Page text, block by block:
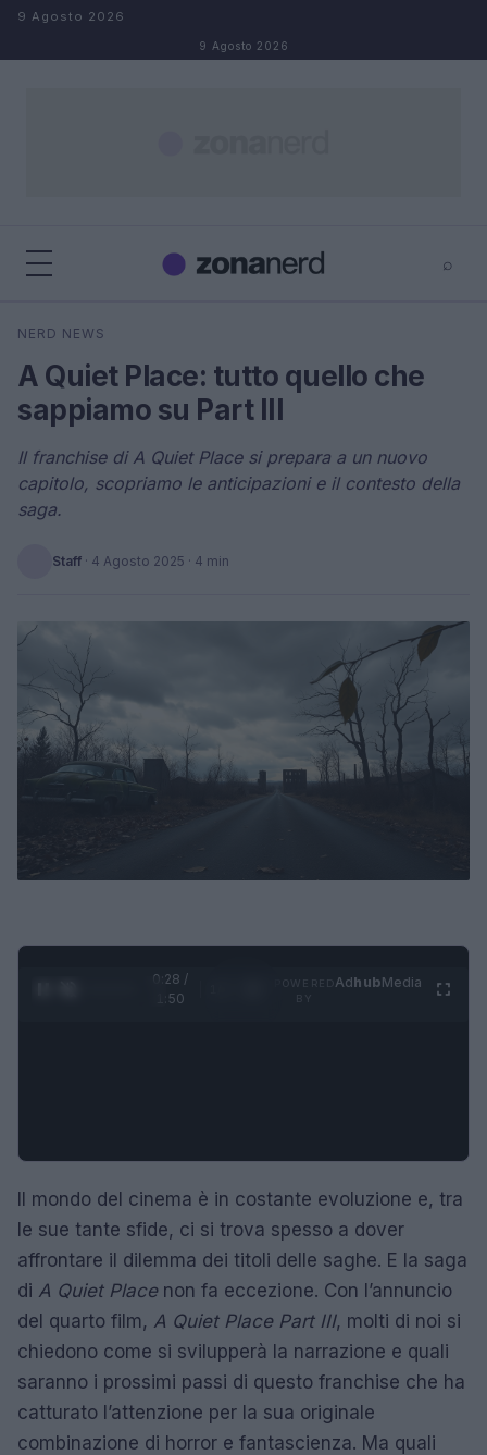
Salta al contenuto
9 Agosto 2026
9 Agosto 2026
⌕
Cerca
NERD NEWS
A Quiet Place: tutto quello che
sappiamo su Part III
Il franchise di A Quiet Place si prepara a un nuovo
capitolo, scopriamo le anticipazioni e il contesto della
saga.
Staff · 4 Agosto 2025 · 4 min
0:29 /
1:50
AdhubMedia
Il mondo del cinema è in costante evoluzione e, tra
le sue tante sfide, ci si trova spesso a dover
affrontare il dilemma dei titoli delle saghe. E la saga
di A Quiet Placenon fa eccezione. Con l’annuncio
del quarto film, A Quiet Place Part III, molti di noi si
chiedono come si svilupperà la narrazione e quali
saranno i prossimi passi di questo franchise che ha
catturato l’attenzione per la sua originale
combinazione di horror e fantascienza. Ma quali